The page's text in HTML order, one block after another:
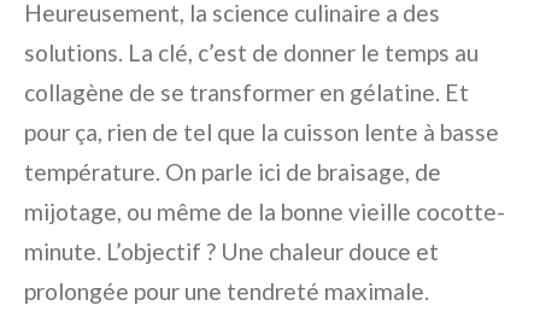
Heureusement, la science culinaire a des
solutions. La clé, c’est de donner le temps au
collagène de se transformer en gélatine. Et
pour ça, rien de tel que la cuisson lente à basse
température. On parle ici de braisage, de
mijotage, ou même de la bonne vieille cocotte-
minute. L’objectif ? Une chaleur douce et
prolongée pour une tendreté maximale.